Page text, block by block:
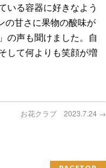
いる容器に好きなよう
の甘さに果物の酸味が
の声も聞けました。自
して何よりも笑顔が増
お花クラブ 2023.7.24 →